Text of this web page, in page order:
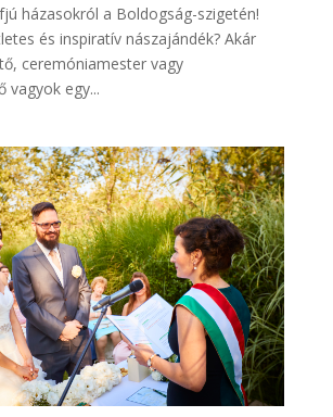
házasokról a Boldogság-szigetén!
és inspiratív nászajándék? Akár
ceremóniamester vagy
vagyok egy...